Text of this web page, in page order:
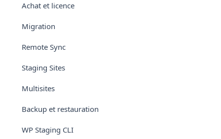
Achat et licence
Migration
Remote Sync
Staging Sites
Multisites
Backup et restauration
WP Staging CLI